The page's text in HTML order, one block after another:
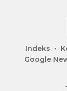
Indeks
Google